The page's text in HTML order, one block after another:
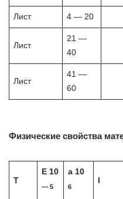
Лист 4 — 20
Лист
21 —
40
Лист
41 —
60
Физические свойства
T
E 10
— 5
a 10
6